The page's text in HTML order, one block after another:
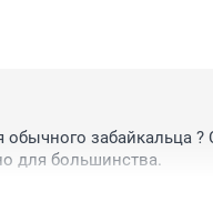
обычного забайкальца ?
для большинства.